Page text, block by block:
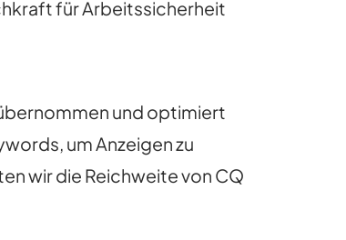
für Arbeitssicherheit
und optimiert
um Anzeigen zu
wir die Reichweite von CQ